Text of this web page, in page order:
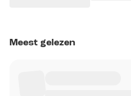
Meest gelezen